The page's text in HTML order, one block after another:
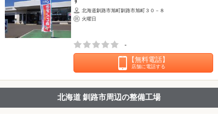
北海道釧路市旭町釧路市旭町３０－８
火曜日
-
【無料電話】
店舗に電話する
北海道 釧路市周辺の整備工場